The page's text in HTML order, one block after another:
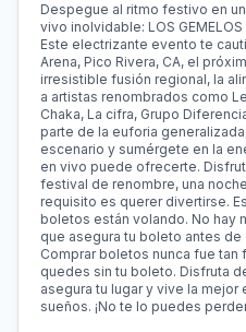
Despegue al ritmo festivo en
vivo inolvidable: LOS GEMELOS
Este electrizante evento te
Arena, Pico Rivera, CA, el
irresistible fusión regional, la
a artistas renombrados como
Chaka, La cifra, Grupo
parte de la euforia
escenario y sumérgete en la
en vivo puede ofrecerte.
festival de renombre, una
requisito es querer divertirse.
boletos están volando. No hay
que asegura tu boleto antes
Comprar boletos nunca fue tan
quedes sin tu boleto. Disfruta
asegura tu lugar y vive la
sueños. ¡No te lo puedes